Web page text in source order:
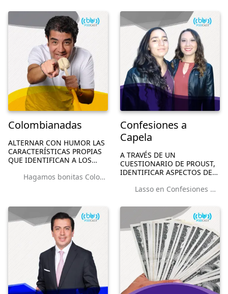
LOS OCHENTAS.
REALMENTE SON.
Colombianadas
ALTERNAR CON HUMOR LAS
CARACTERÍSTICAS PROPIAS
QUE IDENTIFICAN A LOS
TRIVALIZACIÓN DE SUS
Hagamos bonitas Colombianadas
Confesiones a
Capela
A TRAVÉS DE UN
CUESTIONARIO DE PROUST,
IDENTIFICAR ASPECTOS DE
ARTISTA O DE UNA BANDA,
ESTÁ PRINCIPALMENTE
CENTRADO EN LAS REDES
SOCIALES, POR ESTAR AÚN
EN...
Lasso en Confesiones a Capela